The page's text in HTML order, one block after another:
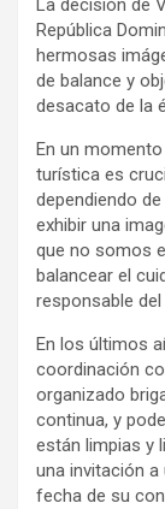
La decisión de
República
hermosas
de balance y
desacato de la
En un
turística es
dependiendo
exhibir una
que no somos
balancear el
responsable
En los últimos
coordinación
organizado
continua, y
están limpias y
una invitación
fecha de su